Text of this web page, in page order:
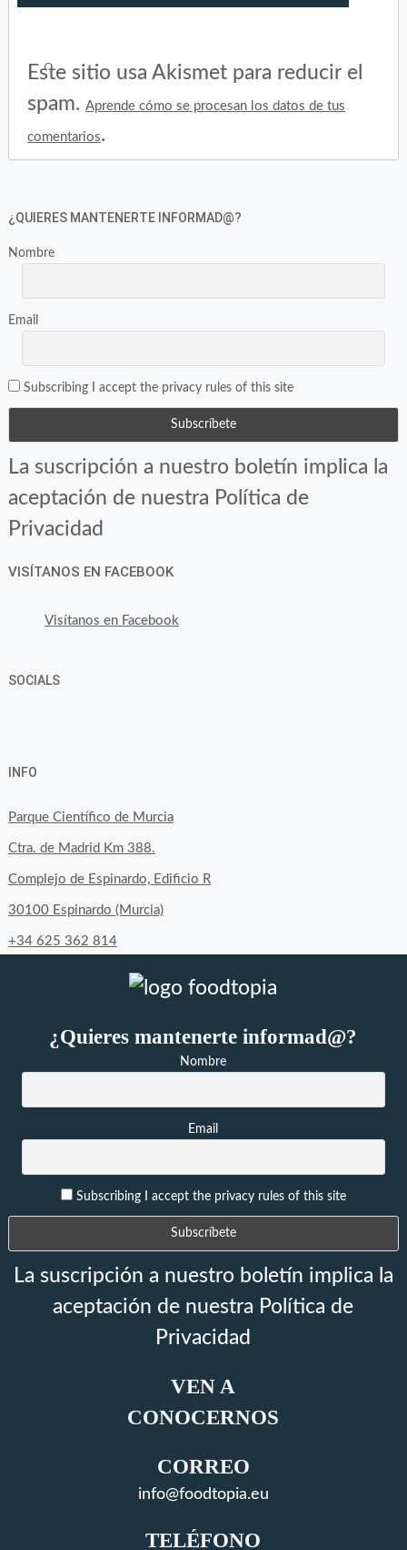
Este sitio usa Akismet para reducir el
spam. Aprende cómo se procesan los datos de tus
comentarios.
¿QUIERES MANTENERTE INFORMAD@?
Nombre
Email
Subscribing I accept the privacy rules of this site
La suscripción a nuestro boletín implica la
aceptación de nuestra Política de
Privacidad
VISÍTANOS EN FACEBOOK
Visítanos en Facebook
SOCIALS
byfoodtopia
en
Facebook
byfoodtopia
en
Twitter
byfoodtopia
en
Instagram
INFO
Parque Científico de Murcia
Ctra. de Madrid Km 388.
Complejo de Espinardo, Edificio R
30100 Espinardo (Murcia)
+34 625 362 814
¿Quieres mantenerte informad@?
Nombre
Email
Subscribing I accept the privacy rules of this site
La suscripción a nuestro boletín implica la
aceptación de nuestra Política de
Privacidad
VEN A
CONOCERNOS
CORREO
info@foodtopia.eu
TELÉFONO